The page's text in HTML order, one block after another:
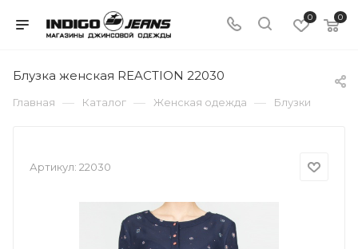
0 0
Блузка женская REACTION 22030
Главная — Каталог — Женская одежда — Блузки
Артикул: 22030